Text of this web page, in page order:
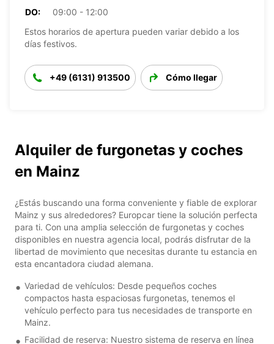
DO:
09:00 - 12:00
Estos horarios de apertura pueden variar debido a los
días festivos.
+49 (6131) 913500 Cómo llegar
Alquiler de furgonetas y coches
en Mainz
¿Estás buscando una forma conveniente y fiable de explorar
Mainz y sus alrededores? Europcar tiene la solución perfecta
para ti. Con una amplia selección de furgonetas y coches
disponibles en nuestra agencia local, podrás disfrutar de la
libertad de movimiento que necesitas durante tu estancia en
esta encantadora ciudad alemana.
Variedad de vehículos: Desde pequeños coches
compactos hasta espaciosas furgonetas, tenemos el
vehículo perfecto para tus necesidades de transporte en
Mainz.
Facilidad de reserva: Nuestro sistema de reserva en línea